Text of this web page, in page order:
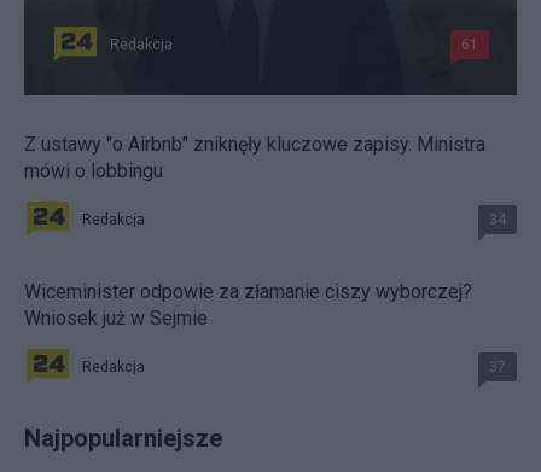
Redakcja 61
Z ustawy "o Airbnb" zniknęły kluczowe zapisy. Ministra
mówi o lobbingu
Redakcja 34
Wiceminister odpowie za złamanie ciszy wyborczej?
Wniosek już w Sejmie
Redakcja 37
Najpopularniejsze